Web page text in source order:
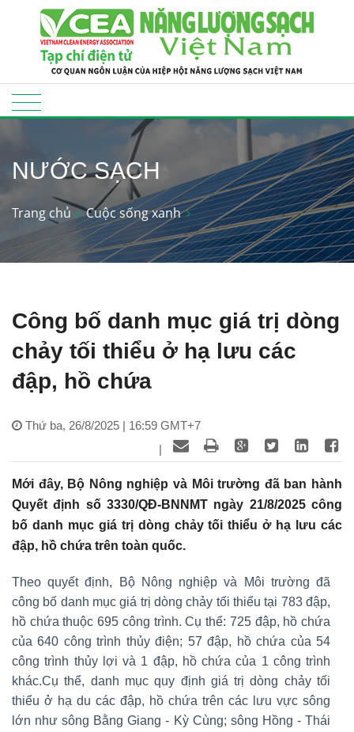
NƯỚC SẠCH
Trang chủ Cuộc sống xanh
Công bố danh mục giá trị dòng
chảy tối thiểu ở hạ lưu các
đập, hồ chứa
Thứ ba, 26/8/2025 | 16:59 GMT+7
|
Mới đây, Bộ Nông nghiệp và Môi trường đã ban hành
Quyết định số 3330/QĐ-BNNMT ngày 21/8/2025 công
bố danh mục giá trị dòng chảy tối thiểu ở hạ lưu các
đập, hồ chứa trên toàn quốc.
Theo quyết định, Bộ Nông nghiệp và Môi trường đã
công bố danh mục giá trị dòng chảy tối thiểu tại 783 đập,
hồ chứa thuộc 695 công trình. Cụ thể: 725 đập, hồ chứa
của 640 công trình thủy điện; 57 đập, hồ chứa của 54
công trình thủy lợi và 1 đập, hồ chứa của 1 công trình
khác.Cụ thể, danh mục quy định giá trị dòng chảy tối
thiểu ở hạ du các đập, hồ chứa trên các lưu vực sông
lớn như sông Bằng Giang - Kỳ Cùng; sông Hồng - Thái